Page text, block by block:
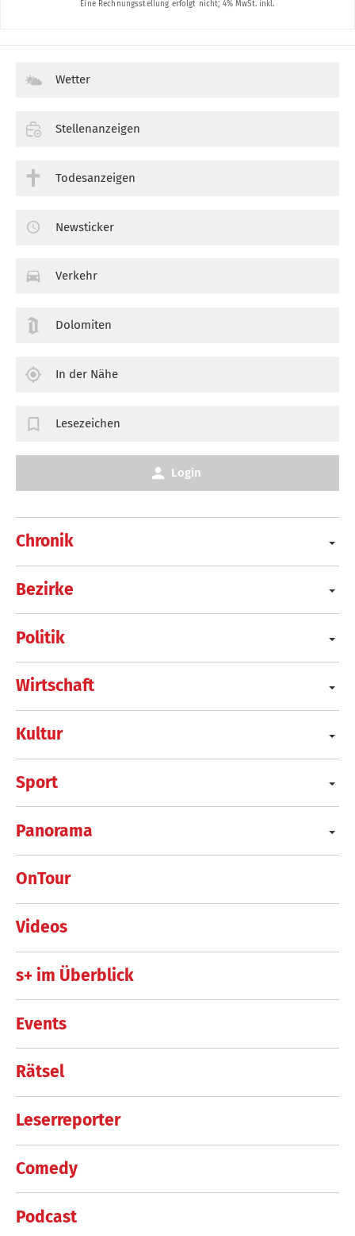
Chronik
Bezirke
Politik
Wirtschaft
Kultur
Sport
Panorama
OnTour
Videos
s+ im Überblick
Events
Rätsel
Leserreporter
Comedy
Podcast
Wetter
Stellenanzeigen
Todesanzeigen
Newsticker
Verkehr
Dolomiten
In der Nähe
Lesezeichen
Login